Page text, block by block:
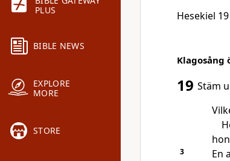
PLUS
BIBLE NEWS
EXPLORE
MORE
STORE
Hesekiel 19
Klagosång
19 Stäm
3
En